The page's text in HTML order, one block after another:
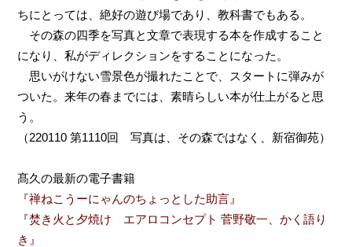
ちにとっては、絶好の遊び場であり、教科書でもある。
その森の四季を写真と文章で表現する本を作成すること
になり、私がディレクションをすることになった。
思いがけない雪景色が撮れたことで、スタートに弾みが
ついた。来年の春までには、素晴らしい本が仕上がると思
う。
（220110 第1110回 写真は、その森ではなく、新宿御苑）
髙久の最新の電子書籍
『禅ねこうーにゃんのちょっとした助言』
『焚き火と夕焼け エアロコンセプト 菅野敬一、かく語り
き』